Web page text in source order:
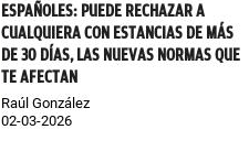
ESPAÑOLES: PUEDE RECHAZAR A
CUALQUIERA CON ESTANCIAS DE MÁS
DE 30 DÍAS, LAS NUEVAS NORMAS QUE
TE AFECTAN
Raúl González
02-03-2026